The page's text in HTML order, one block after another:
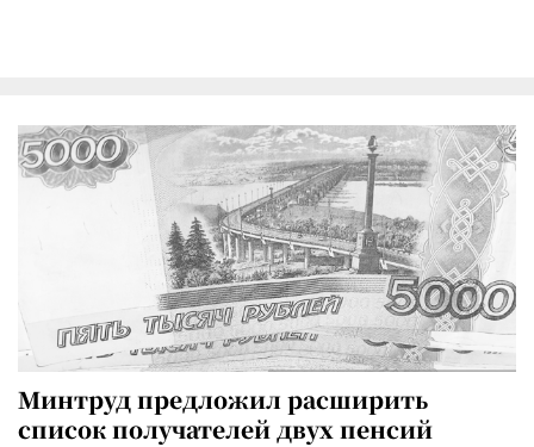
Минтруд предложил расширить
список получателей двух пенсий